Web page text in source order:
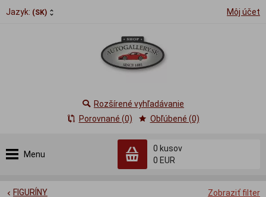
Jazyk: (SK) Môj účet
Menu
0 kusov
0 EUR
Rozšírené vyhľadávanie
Porovnané (0)
Obľúbené (0)
Zobraziť filter
FIGURÍNY